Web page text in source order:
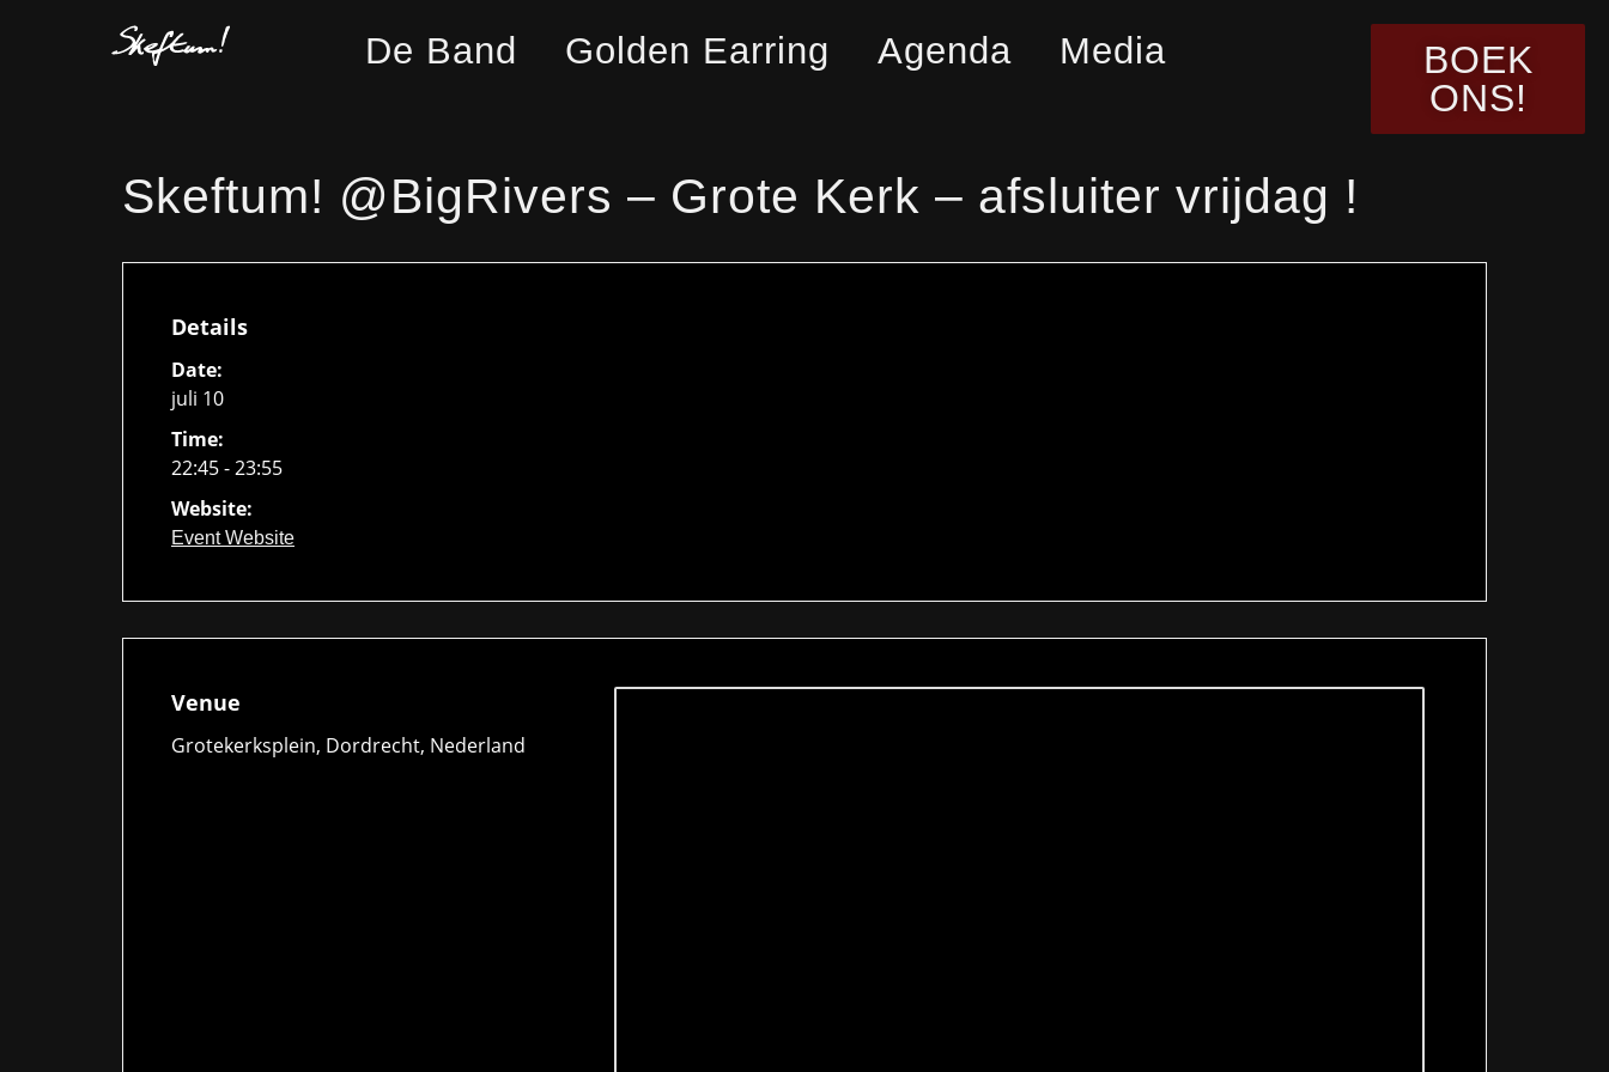
De Band Golden Earring Agenda Media
BOEK
ONS!
Skeftum! @BigRivers – Grote Kerk – afsluiter vrijdag !
Details
Date:
juli 10
Time:
22:45 - 23:55
Website:
Event Website
Venue
Grotekerksplein, Dordrecht, Nederland